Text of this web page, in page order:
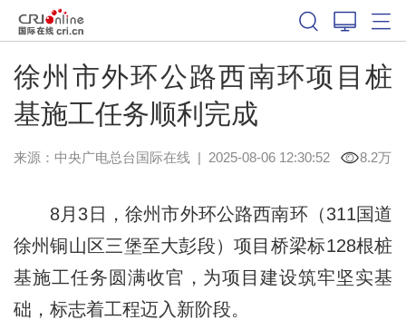
徐州市外环公路西南环项目桩
基施工任务顺利完成
来源：中央广电总台国际在线| 2025-08-06 12:30:52 8.2万
8月3日，徐州市外环公路西南环（311国道
徐州铜山区三堡至大彭段）项目桥梁标128根桩
基施工任务圆满收官，为项目建设筑牢坚实基
础，标志着工程迈入新阶段。